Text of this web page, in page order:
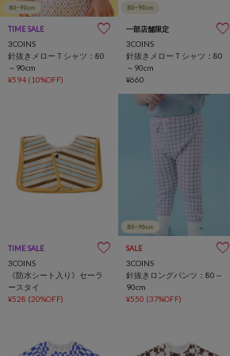
TIME SALE
3COINS
針抜きメローＴシャツ：80
～90cm
¥594 (10%OFF)
一部店舗限定
3COINS
針抜きメローＴシャツ：80
～90cm
¥660
TIME SALE
3COINS
《防水シート入り》セーラ
ースタイ
¥528 (20%OFF)
SALE
3COINS
針抜きロングパンツ：80～
90cm
¥550 (37%OFF)